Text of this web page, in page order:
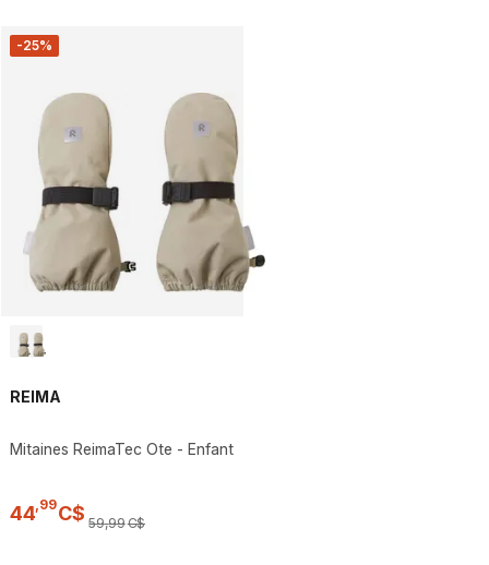
-25%
REIMA
Mitaines ReimaTec Ote - Enfant
44 99C$ 59,99C$